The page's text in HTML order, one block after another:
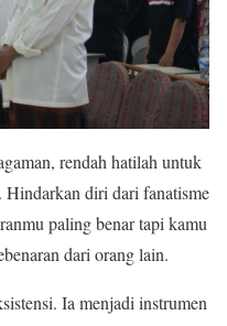
rendah hatilah untuk
. Hindarkan diri dari fanatisme
paling benar tapi kamu
dari orang lain.
Ia menjadi instrumen